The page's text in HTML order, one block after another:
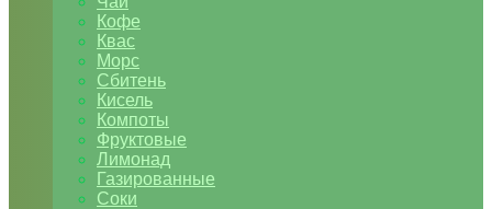
Кофе
Квас
Морс
Сбитень
Кисель
Компоты
Фруктовые
Лимонад
Газированные
Соки